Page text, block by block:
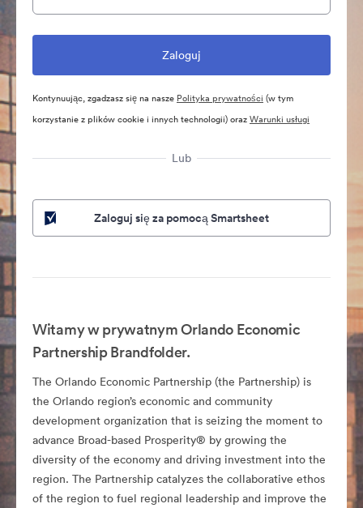
Kontynuując, zgadzasz się na nasze Polityka prywatności (w tym
korzystanie z plików cookie i innych technologii) orazWarunki usługi
Lub
Zaloguj się za pomocą Smartsheet
Witamy w prywatnym Orlando Economic
Partnership Brandfolder.
The Orlando Economic Partnership (the Partnership) is
the Orlando region’s economic and community
development organization that is seizing the moment to
advance Broad-based Prosperity® by growing the
diversity of the economy and driving investment into the
region. The Partnership catalyzes the collaborative ethos
of the region to fuel regional leadership and improve the